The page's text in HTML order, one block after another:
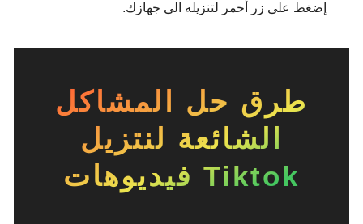
إضغط على زر أحمر لتنزيله الى جهازك.
طرق حل المشاكل
الشائعة لنتزيل
فيديوهات Tiktok